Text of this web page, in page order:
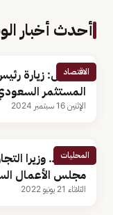
أحدث أخبار
الاقتصاد
مسؤول: زيارة
المستثمر
الإثنين 16 سبتمبر 2024
المحليات
بالصور.. وزيرا
مجلس الأعمال
الثلاثاء 21 يونيو 2022